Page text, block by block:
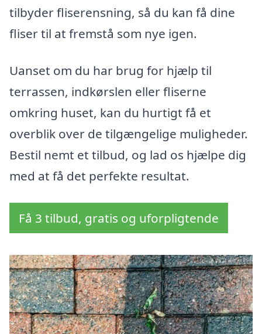
tilbyder fliserensning, så du kan få dine
fliser til at fremstå som nye igen.
Uanset om du har brug for hjælp til
terrassen, indkørslen eller fliserne
omkring huset, kan du hurtigt få et
overblik over de tilgængelige muligheder.
Bestil nemt et tilbud, og lad os hjælpe dig
med at få det perfekte resultat.
Få 3 tilbud, gratis og uforpligtende